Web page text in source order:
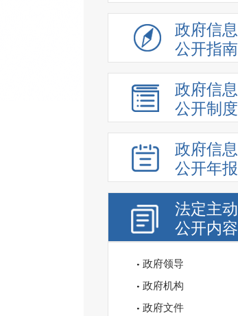
政府信息
公开指南
政府信息
公开制度
政府信息
公开年报
法定主动
公开内容
政府领导
政府机构
政府文件